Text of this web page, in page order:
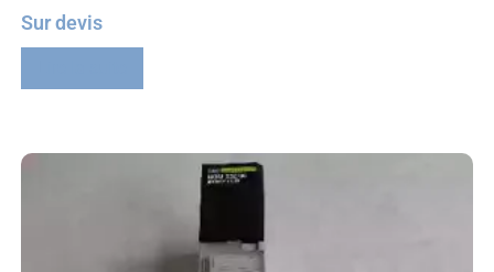
Sur devis